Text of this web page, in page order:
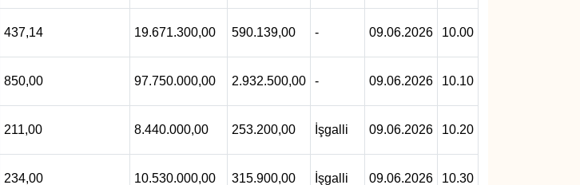
437,14 19.671.300,00 590.139,00 - 09.06.2026 10.00
850,00 97.750.000,00 2.932.500,00 - 09.06.2026 10.10
211,00 8.440.000,00 253.200,00 İşgalli 09.06.2026 10.20
234,00 10.530.000,00 315.900,00 İşgalli 09.06.2026 10.30